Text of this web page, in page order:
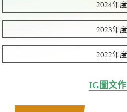
2024年度
2023年度
2022年度
IG圖文